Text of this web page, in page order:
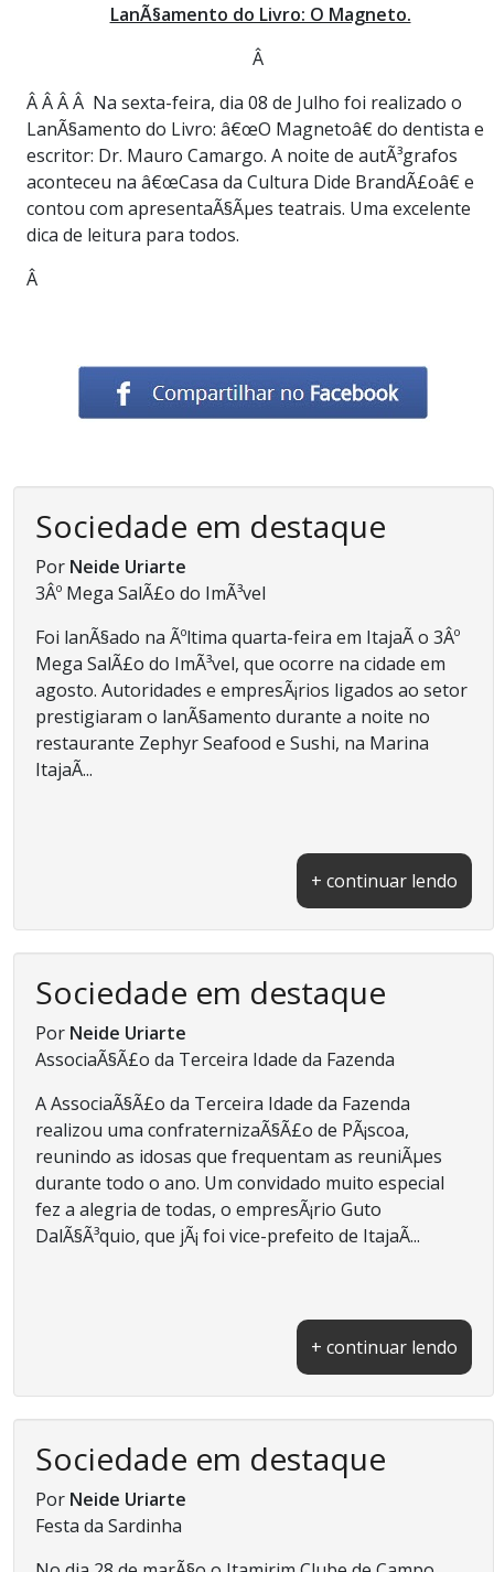
LanÃ§amento do Livro: O Magneto.
Â
Â Â Â Â Na sexta-feira, dia 08 de Julho foi realizado o
LanÃ§amento do Livro: â€œO Magnetoâ€ do dentista e
escritor: Dr. Mauro Camargo. A noite de autÃ³grafos
aconteceu na â€œCasa da Cultura Dide BrandÃ£oâ€ e
contou com apresentaÃ§Ãµes teatrais. Uma excelente
dica de leitura para todos.
Â
Sociedade em destaque
Por Neide Uriarte
3Âº Mega SalÃ£o do ImÃ³vel
Foi lanÃ§ado na Ãºltima quarta-feira em ItajaÃ­ o 3Âº
Mega SalÃ£o do ImÃ³vel, que ocorre na cidade em
agosto. Autoridades e empresÃ¡rios ligados ao setor
prestigiaram o lanÃ§amento durante a noite no
restaurante Zephyr Seafood e Sushi, na Marina
ItajaÃ­...
+ continuar lendo
Sociedade em destaque
Por Neide Uriarte
AssociaÃ§Ã£o da Terceira Idade da Fazenda
A AssociaÃ§Ã£o da Terceira Idade da Fazenda
realizou uma confraternizaÃ§Ã£o de PÃ¡scoa,
reunindo as idosas que frequentam as reuniÃµes
durante todo o ano. Um convidado muito especial
fez a alegria de todas, o empresÃ¡rio Guto
DalÃ§Ã³quio, que jÃ¡ foi vice-prefeito de ItajaÃ­...
+ continuar lendo
Sociedade em destaque
Por Neide Uriarte
Festa da Sardinha